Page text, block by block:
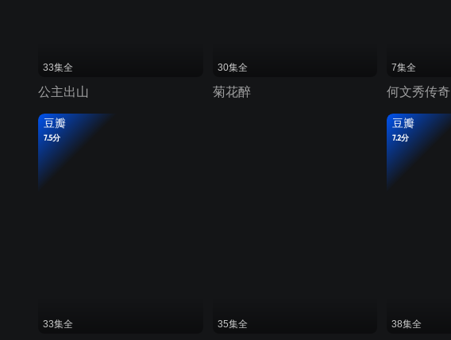
33集全
公主出山
30集全
菊花醉
7集全
何文秀传奇
豆瓣
7.5分
33集全 35集全
豆瓣
7.2分
38集全